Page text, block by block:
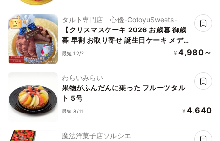
タルト専門店 心優-CotoyuSweets-
【クリスマスケーキ 2026 お歳暮 御歳
暮 早割 お取り寄せ 誕生日ケーキ メディ
ア掲載店】クリスマス限定 5層のリッチ
最短 12/2 ¥ 4,980～
わらいみらい
果物がふんだんに乗った フルーツタル
ト 5号
最短 8/11 ¥ 4,640
魔法洋菓子店ソルシエ